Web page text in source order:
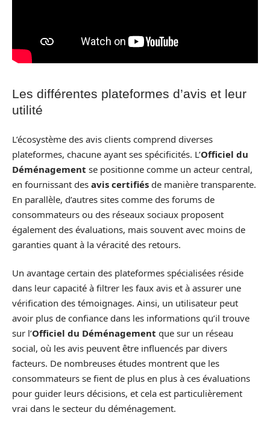
Les différentes plateformes d’avis et leur
utilité
L’écosystème des avis clients comprend diverses
plateformes, chacune ayant ses spécificités. L’Officiel du
Déménagement se positionne comme un acteur central,
en fournissant des avis certifiés de manière transparente.
En parallèle, d’autres sites comme des forums de
consommateurs ou des réseaux sociaux proposent
également des évaluations, mais souvent avec moins de
garanties quant à la véracité des retours.
Un avantage certain des plateformes spécialisées réside
dans leur capacité à filtrer les faux avis et à assurer une
vérification des témoignages. Ainsi, un utilisateur peut
avoir plus de confiance dans les informations qu’il trouve
sur l’Officiel du Déménagement que sur un réseau
social, où les avis peuvent être influencés par divers
facteurs. De nombreuses études montrent que les
consommateurs se fient de plus en plus à ces évaluations
pour guider leurs décisions, et cela est particulièrement
vrai dans le secteur du déménagement.